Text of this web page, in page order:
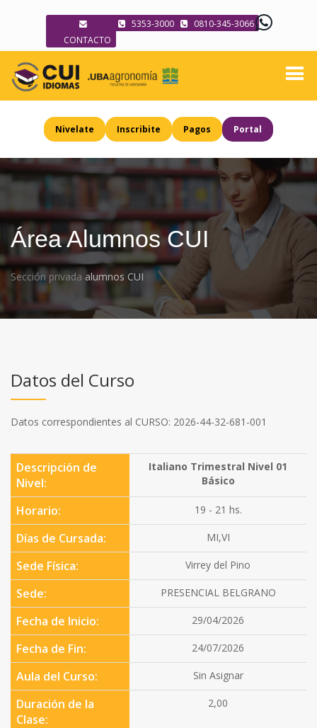
CONTACTO
5353-3000 0810-345-3066
Nivelate Inscribite Pagos Portal
Área Alumnos CUI
Sección privada alumnos CUI
Datos del Curso
Datos correspondientes al CURSO: 2026-44-32-681-001
Descripción de
Nivel:
Italiano Trimestral Nivel 01
Básico
Horario: 19 - 21 hs.
Días de Cursada: MI,VI
Sede Física: Virrey del Pino
Sede: PRESENCIAL BELGRANO
Fecha de Inicio: 29/04/2026
Fecha de Fin: 24/07/2026
Aula del Curso: Sin Asignar
Duración de la
Clase:
2,00